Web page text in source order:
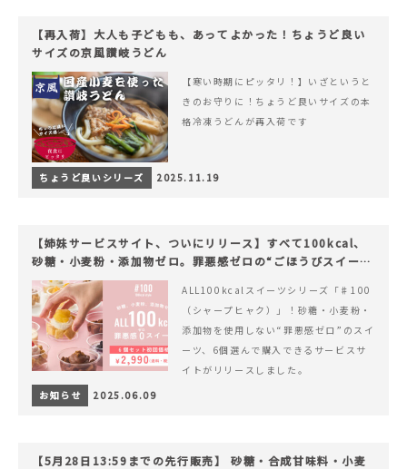
【再入荷】大人も子どもも、あってよかった！ちょうど良い
サイズの京風讃岐うどん
【寒い時期にピッタリ！】いざというと
きのお守りに！ちょうど良いサイズの本
格冷凍うどんが再入荷です
ちょうど良いシリーズ 2025.11.19
【姉妹サービスサイト、ついにリリース】すべて100kcal、
砂糖・小麦粉・添加物ゼロ。罪悪感ゼロの“ごほうびスイー
ツ”『#100（シャープ100）』
ALL100kcalスイーツシリーズ「♯100
（シャープヒャク）」！砂糖・小麦粉・
添加物を使用しない“罪悪感ゼロ”のスイ
ーツ、6個選んで購入できるサービスサ
イトがリリースしました。
お知らせ
2025.06.09
【5月28日13:59までの先行販売】 砂糖・合成甘味料・小麦